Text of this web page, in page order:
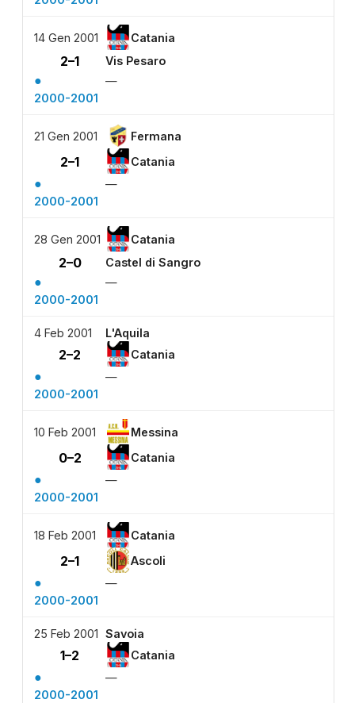
14 Gen 2001 Catania
2–1 Vis Pesaro
●
—
2000-2001
21 Gen 2001 Fermana
2–1 Catania
●
—
2000-2001
28 Gen 2001 Catania
2–0 Castel di Sangro
●
—
2000-2001
4 Feb 2001 L'Aquila
2–2 Catania
●
—
2000-2001
10 Feb 2001 Messina
0–2 Catania
●
—
2000-2001
18 Feb 2001 Catania
2–1 Ascoli
●
—
2000-2001
25 Feb 2001 Savoia
1–2 Catania
●
—
2000-2001